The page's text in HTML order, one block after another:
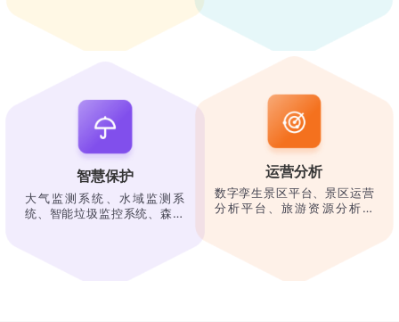
系统、应急广播系统……
统、现场急救工作站……
智慧保护
大气监测系统、水域监测系
统、智能垃圾监控系统、森林
运营分析
数字孪生景区平台、景区运营
分析平台、旅游资源分析平